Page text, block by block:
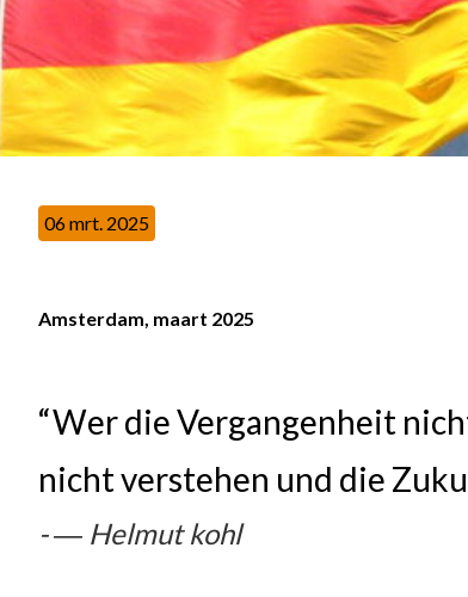
06 mrt. 2025
Amsterdam, maart 2025
“Wer die Vergangenheit
nicht verstehen und die
― Helmut kohl